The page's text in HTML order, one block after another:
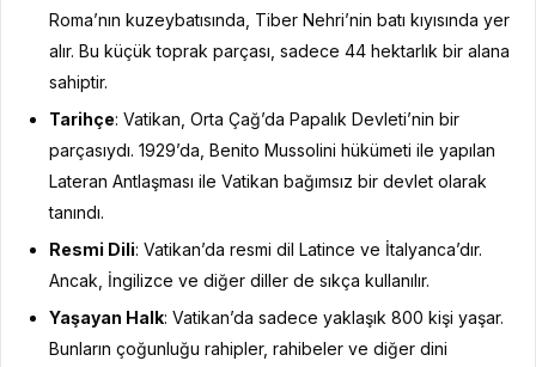
Roma’nın kuzeybatısında, Tiber Nehri’nin batı kıyısında yer
alır. Bu küçük toprak parçası, sadece 44 hektarlık bir alana
sahiptir.
Tarihçe: Vatikan, Orta Çağ’da Papalık Devleti’nin bir
parçasıydı. 1929’da, Benito Mussolini hükümeti ile yapılan
Lateran Antlaşması ile Vatikan bağımsız bir devlet olarak
tanındı.
Resmi Dili: Vatikan’da resmi dil Latince ve İtalyanca’dır.
Ancak, İngilizce ve diğer diller de sıkça kullanılır.
Yaşayan Halk: Vatikan’da sadece yaklaşık 800 kişi yaşar.
Bunların çoğunluğu rahipler, rahibeler ve diğer dini